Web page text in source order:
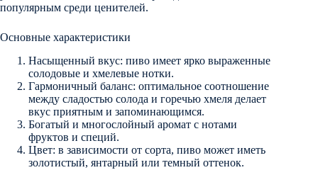
популярным среди ценителей.
Основные характеристики
Насыщенный вкус: пиво имеет ярко выраженные
солодовые и хмелевые нотки.
Гармоничный баланс: оптимальное соотношение
между сладостью солода и горечью хмеля делает
вкус приятным и запоминающимся.
Богатый и многослойный аромат с нотами
фруктов и специй.
Цвет: в зависимости от сорта, пиво может иметь
золотистый, янтарный или темный оттенок.